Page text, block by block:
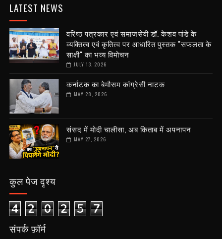
LATEST NEWS
वरिष्ठ पत्रकार एवं समाजसेवी डॉ. केशव पांडे के
व्यक्तित्व एवं कृतित्व पर आधारित पुस्तक "सफलता के
साक्षी" का भव्य विमोचन
JULY 13, 2026
कर्नाटक का बेमौसम कांग्रेसी नाटक
MAY 28, 2026
संसद में मोदी चालीसा, अब किताब में अपनापन
MAY 27, 2026
कुल पेज दृश्य
4 2 0 2 5 7
संपर्क फ़ॉर्म